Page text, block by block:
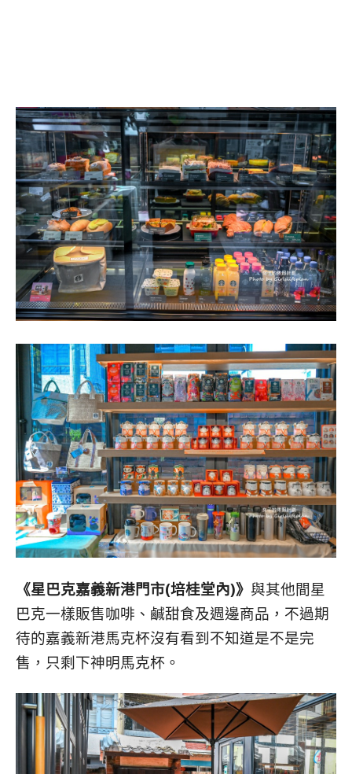
《星巴克嘉義新港門市(培桂堂內)》 與其他間星
巴克一樣販售咖啡、鹹甜食及週邊商品，不過期
待的嘉義新港馬克杯沒有看到不知道是不是完
售，只剩下神明馬克杯。